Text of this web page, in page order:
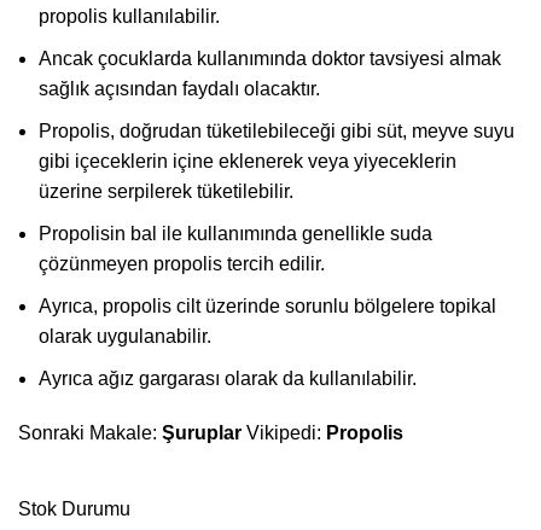
Stok Durumu
propolis kullanılabilir.
Ancak çocuklarda kullanımında doktor tavsiyesi almak
sağlık açısından faydalı olacaktır.
Propolis, doğrudan tüketilebileceği gibi süt, meyve suyu
gibi içeceklerin içine eklenerek veya yiyeceklerin
üzerine serpilerek tüketilebilir.
Propolisin bal ile kullanımında genellikle suda
çözünmeyen propolis tercih edilir.
Ayrıca, propolis cilt üzerinde sorunlu bölgelere topikal
olarak uygulanabilir.
Ayrıca ağız gargarası olarak da kullanılabilir.
Sonraki Makale: Şuruplar Vikipedi: Propolis